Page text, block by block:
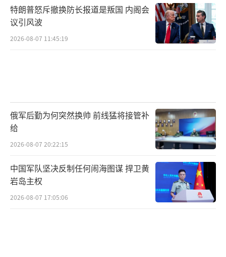
特朗普怒斥撤换防长报道是叛国 内阁会
议引风波
2026-08-07 11:45:19
俄军后勤为何突然换帅 前线猛将接管补
给
2026-08-07 20:22:15
中国军队坚决反制任何闹海图谋 捍卫黄
岩岛主权
2026-08-07 17:05:06